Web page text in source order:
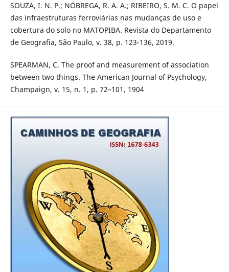
SOUZA, I. N. P.; NÓBREGA, R. A. A.; RIBEIRO, S. M. C. O papel
das infraestruturas ferroviárias nas mudanças de uso e
cobertura do solo no MATOPIBA. Revista do Departamento
de Geografia, São Paulo, v. 38, p. 123-136, 2019.
SPEARMAN, C. The proof and measurement of association
between two things. The American Journal of Psychology,
Champaign, v. 15, n. 1, p. 72–101, 1904